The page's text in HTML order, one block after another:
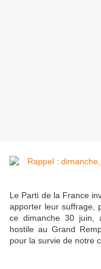
Le Parti de la France
apporter leur suffrage,
ce dimanche 30 juin,
hostile au Grand
pour la survie de notre